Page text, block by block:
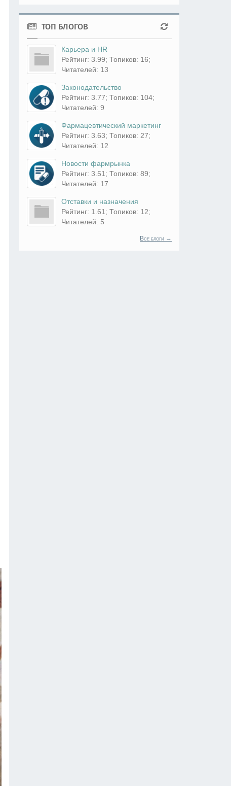
ТОП БЛОГОВ
Карьера и HR
Рейтинг: 3.99; Топиков: 16;
Читателей: 13
Законодательство
Рейтинг: 3.77; Топиков: 104;
Читателей: 9
Фармацевтический маркетинг
Рейтинг: 3.63; Топиков: 27;
Читателей: 12
Новости фармрынка
Рейтинг: 3.51; Топиков: 89;
Читателей: 17
Отставки и назначения
Рейтинг: 1.61; Топиков: 12;
Читателей: 5
Все блоги →